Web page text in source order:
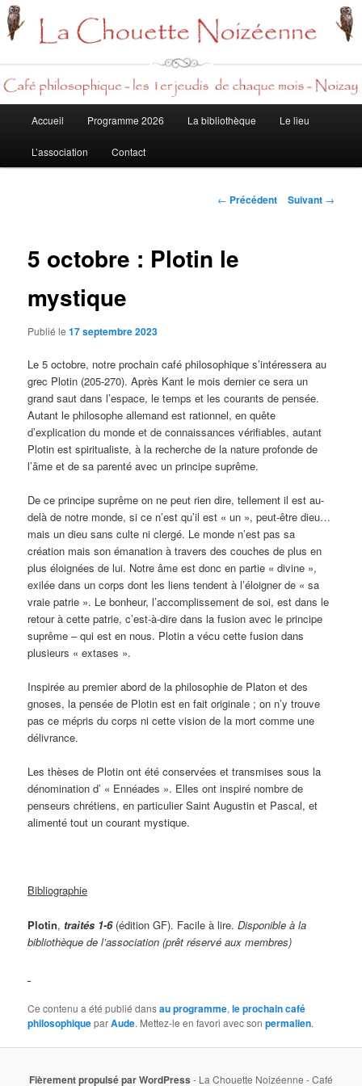
principal
Aller
au
Accueil Programme 2026 La bibliothèque Le lieu
L’association Contact
Navigation
← Précédent Suivant →
5 octobre : Plotin le
mystique
Publié le17 septembre 2023
Le 5 octobre, notre prochain café philosophique s’intéressera au
grec Plotin (205-270). Après Kant le mois dernier ce sera un
grand saut dans l’espace, le temps et les courants de pensée.
Autant le philosophe allemand est rationnel, en quête
d’explication du monde et de connaissances vérifiables, autant
Plotin est spiritualiste, à la recherche de la nature profonde de
l’âme et de sa parenté avec un principe suprême.
De ce principe suprême on ne peut rien dire, tellement il est au-
delà de notre monde, si ce n’est qu’il est « un », peut-être dieu…
mais un dieu sans culte ni clergé. Le monde n’est pas sa
création mais son émanation à travers des couches de plus en
plus éloignées de lui. Notre âme est donc en partie « divine »,
exilée dans un corps dont les liens tendent à l’éloigner de « sa
vraie patrie ». Le bonheur, l’accomplissement de soi, est dans le
retour à cette patrie, c’est-à-dire dans la fusion avec le principe
suprême – qui est en nous. Plotin a vécu cette fusion dans
plusieurs « extases ».
Inspirée au premier abord de la philosophie de Platon et des
gnoses, la pensée de Plotin est en fait originale ; on n’y trouve
pas ce mépris du corps ni cette vision de la mort comme une
délivrance.
Les thèses de Plotin ont été conservées et transmises sous la
dénomination d’ « Ennéades ». Elles ont inspiré nombre de
penseurs chrétiens, en particulier Saint Augustin et Pascal, et
alimenté tout un courant mystique.
Bibliographie
Plotin, traités 1-6 (édition GF). Facile à lire.Disponible à la
bibliothèque de l’association (prêt réservé aux membres)
Ce contenu a été publié dansau programme,le prochain café
philosophiqueparAude. Mettez-le en favori avec sonpermalien.
Fièrement propulsé par WordPress - La Chouette Noizéenne - Café